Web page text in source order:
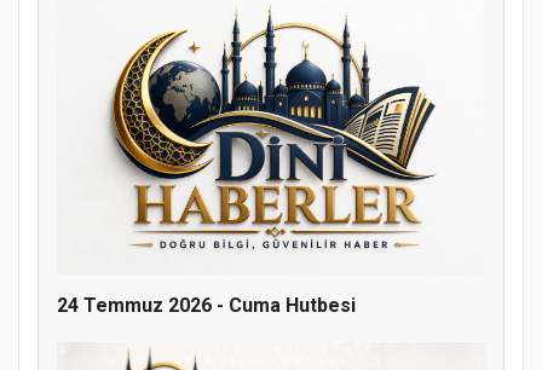
Doğanyol'da Temel Dini Bilgiler Sınavı
Gerçekleştirildi
24 Temmuz 2026 - Cuma Hutbesi